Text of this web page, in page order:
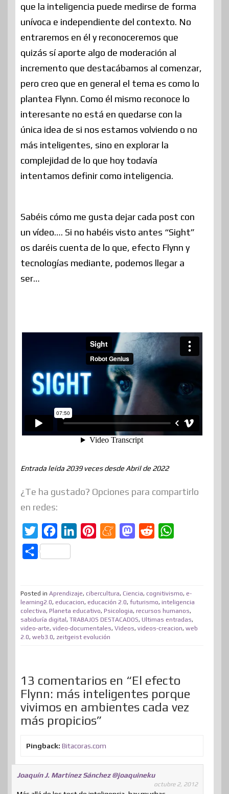
que la inteligencia puede medirse de forma
unívoca e independiente del contexto. No
entraremos en él y reconoceremos que
quizás sí aporte algo de moderación al
incremento que destacábamos al comenzar,
pero creo que en general el tema es como lo
plantea Flynn. Como él mismo reconoce lo
interesante no está en quedarse con la
única idea de si nos estamos volviendo o no
más inteligentes, sino en explorar la
complejidad de lo que hoy todavía
intentamos definir como inteligencia.
Sabéis cómo me gusta dejar cada post con
un vídeo…. Si no habéis visto antes “Sight”
os daréis cuenta de lo que, efecto Flynn y
tecnologías mediante, podemos llegar a
ser…
Entrada leída 2039 veces desde Abril de 2022
¿Te ha gustado? Opciones para compartirlo
en redes:
w
t
e
r
a
c
b
o
o
k
e
d
I
n
e
r
e
s
M
a
m
e
M
o
d
o
i
t
s
A
p
C
p
a
r
Posted in Aprendizaje, cibercultura, Ciencia, cognitivismo, e-
learning2.0, educacion, educación 2.0, futurismo, inteligencia
colectiva, Planeta educativo, Psicologia, recursos humanos,
sabiduría digital, TRABAJOS DESTACADOS, Ultimas entradas,
video-arte, video-documentales, Videos, videos-creacion, web
2.0, web3.0, zeitgeist evolución
13 comentarios en “El efecto
Flynn: más inteligentes porque
vivimos en ambientes cada vez
más propicios”
Pingback: Bitacoras.com
Joaquín J. Martínez Sánchez @joaquineku
octubre 2, 2012